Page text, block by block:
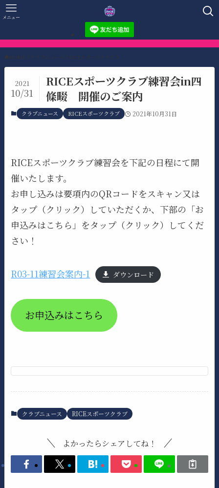
メニュー
HOME クラブニュース RICEスポーツクラブ
RICEスポーツクラブ練習会in四
條畷 開催のご案内
2021
10/31
クラブニュース RICEスポーツクラブ 2021年10月31日
RICEスポーツクラブ練習会を下記の日程にて開
催いたします。
お申し込みは要項内のQRコードをスキャン又は
タップ（クリック）していただくか、下部の「お
申込みはこちら」をタップ（クリック）してくだ
さい！
R03-11練習会案内-1 ダウンロード
お申込みはこちら
クラブニュース RICEスポーツクラブ
よかったらシェアしてね！